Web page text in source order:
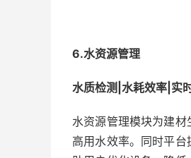
6.水资源管理
水质检测|水耗效率|实
水资源管理模块为建
高用水效率。同时平